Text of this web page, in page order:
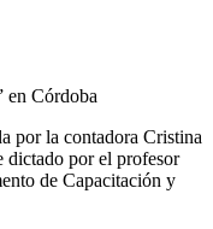
en Córdoba
por la contadora Cristina
dictado por el profesor
de Capacitación y